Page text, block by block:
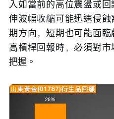
入如當前的高位震盪或回
伸波幅收縮可能迅速侵
期方向，短期也可能面
高槓桿回報時，必須對
把握。